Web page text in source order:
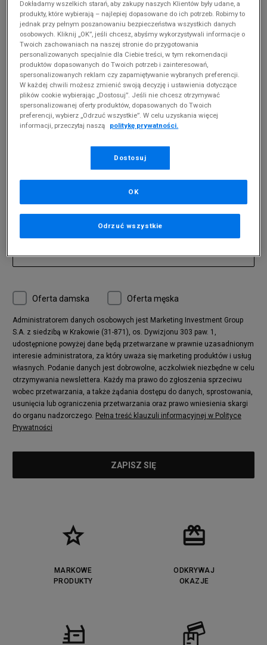
MĘSKIE ADIDAS CAFLAIRE
Produkty pochodzą z końcówek aktualnych
kolekcji, ubiegłych sezonów lub z ekspozycji.
Szczegóły.
Zmień treść wyszukiwanej frazy.
Spróbuj użyć mniejszej ilości filtrów (usuń mniej
istotne).
Powrót do sklepu
Zapisz się do newslettera
Oferta damska Oferta męska
Administratorem danych osobowych jest Marketing Investment Group
S.A. z siedzibą w Krakowie (31-871), os. Dywizjonu 303 paw. 1,
udostępnione powyżej dane będą przetwarzane w prawnie uzasadnionym
interesie administratora, za który uważa się marketing produktów i usług
własnych. Podanie danych jest dobrowolne, aczkolwiek niezbędne w celu
otrzymywania newslettera. Każdy ma prawo do zgłoszenia sprzeciwu
wobec przetwarzania, a także żądania dostępu do danych, sprostowania,
usunięcia lub ograniczenia przetwarzania oraz prawo wniesienia skargi
do organu nadzorczego. Pełna treść klauzuli informacyjnej w Polityce
Prywatności
MARKOWE
PRODUKTY
ODKRYWAJ
OKAZJE
Dokładamy wszelkich starań, aby zakupy naszych Klientów były udane, a
produkty, które wybierają – najlepiej dopasowane do ich potrzeb. Robimy to
jednak przy pełnym poszanowaniu bezpieczeństwa wszystkich danych
osobowych. Kliknij „OK”, jeśli chcesz, abyśmy wykorzystywali informacje o
Twoich zachowaniach na naszej stronie do przygotowania
personalizowanych specjalnie dla Ciebie treści, w tym rekomendacji
produktów dopasowanych do Twoich potrzeb i zainteresowań,
spersonalizowanych reklam czy zapamiętywanie wybranych preferencji.
W każdej chwili możesz zmienić swoją decyzję i ustawienia dotyczące
plików cookie wybierając „Dostosuj”. Jeśli nie chcesz otrzymywać
spersonalizowanej oferty produktów, dopasowanych do Twoich
preferencji, wybierz „Odrzuć wszystkie”. W celu uzyskania więcej
informacji, przeczytaj naszą
politykę prywatności.
Dostosuj
Odrzuć wszystkie
OK